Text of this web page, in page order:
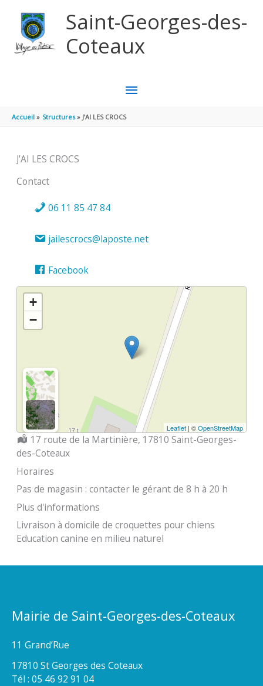
Saint-Georges-des-
Coteaux
MENU
PRINCIPAL
Accueil Structures J’AI LES CROCS
J’AI LES CROCS
Contact
06 11 85 47 84
jailescrocs@laposte.net
Facebook
+
−
Leaflet | ©OpenStreetMap
Localisation :
17 route de la Martinière, 17810 Saint-Georges-
des-Coteaux
Horaires
Pas de magasin : contacter le gérant de 8 h à 20 h
Plus d'informations
Livraison à domicile de croquettes pour chiens
Education canine en milieu naturel
Mairie de Saint-Georges-des-Coteaux
11 Grand’Rue
17810 St Georges des Coteaux
Tél : 05 46 92 91 04